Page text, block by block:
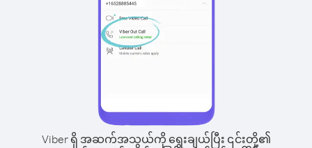
Viber ရှိ အဆက်အသွယ်ကို ရွေးချယ်ပြီး ၎င်းတို့၏